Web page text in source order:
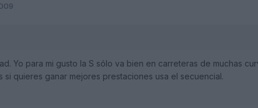
Yo para mi gusto la S sólo va bien en carreteras de muchas
si quieres ganar mejores prestaciones usa el secuencial.